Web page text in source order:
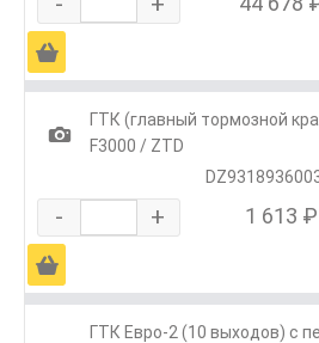
Ä
1
ГТК (главный тормозной
F3000 / ZTD
- + 1 613 ₽
Ä
ГТК Евро-2 (10 выходов) с